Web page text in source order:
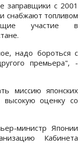
заправщики с 2001
снабжают топливом
участие в
надо бороться с
премьера", -
миссию японских
высокую оценку со
министр Японии
Кабинета